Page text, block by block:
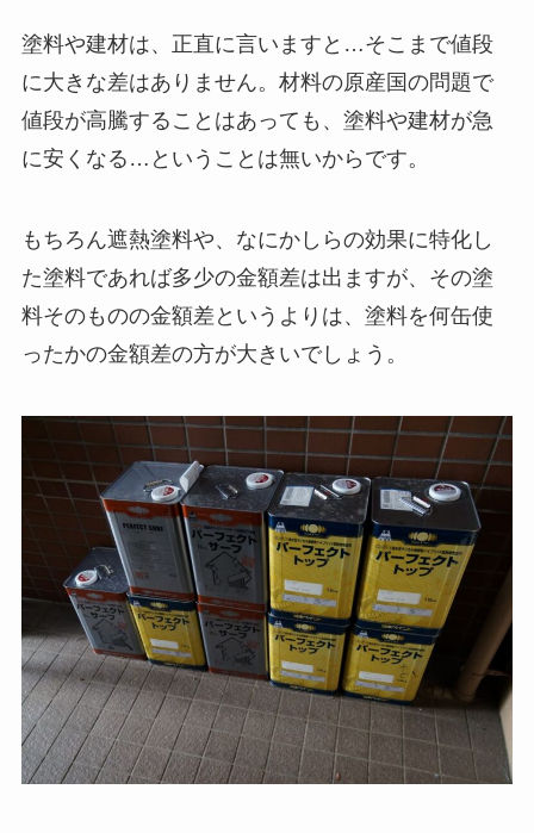
塗料や建材は、正直に言いますと…そこまで値段
に大きな差はありません。材料の原産国の問題で
値段が高騰することはあっても、塗料や建材が急
に安くなる…ということは無いからです。
もちろん遮熱塗料や、なにかしらの効果に特化し
た塗料であれば多少の金額差は出ますが、その塗
料そのものの金額差というよりは、塗料を何缶使
ったかの金額差の方が大きいでしょう。